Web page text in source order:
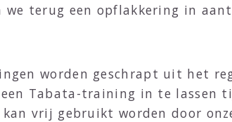
we terug een opflakkering in
worden geschrapt uit het
Tabata-training in te lassen
vrij gebruikt worden door